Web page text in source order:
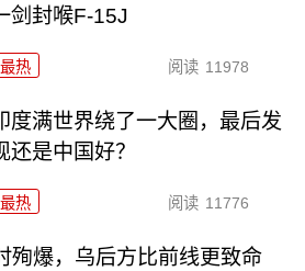
剑封喉F-15J
最热 阅读 11978
度满世界绕了一大圈，最后发
还是中国好？
最热 阅读 11776
殉爆，乌后方比前线更致命